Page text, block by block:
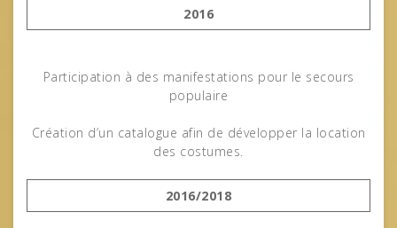
2016
Participation à des manifestations pour le secours
populaire
Création d’un catalogue afin de développer la location
des costumes.
2016/2018